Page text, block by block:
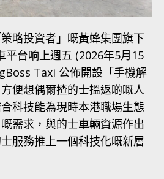
略投資者」嘅黃蜂集團旗下
平台响上週五 (2026年5月15
Taxi 公佈開設「手機解
便想偶爾揸的士搵返啲嘅人
科技能為現時本港職場生態
需求，與的士車輛資源作出
服務推上一個科技化嘅新層